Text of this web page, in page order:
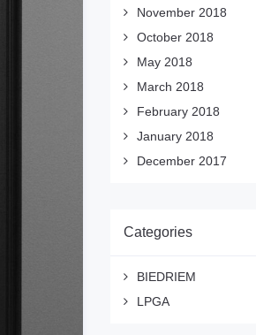
November 2018
October 2018
May 2018
March 2018
February 2018
January 2018
December 2017
Categories
BIEDRIEM
LPGA